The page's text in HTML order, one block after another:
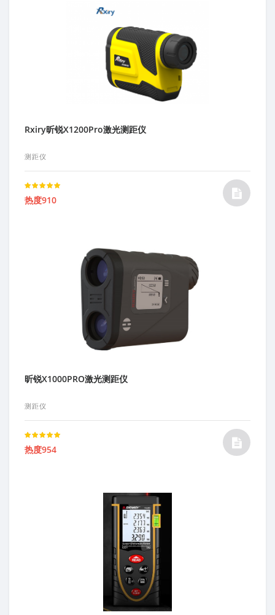
Rxiry昕锐X1200Pro激光测距仪
测距仪
Rated
5.00out of 5
热度910
昕锐X1000PRO激光测距仪
测距仪
Rated
5.00out of 5
热度954